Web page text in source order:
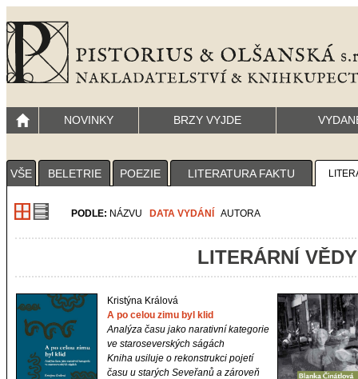
NOVINKY BRZY VYJDE
VŠE BELETRIE POEZIE LITERATURA FAKTU
PODLE: NÁZVU DATA VYDÁNÍ AUTORA
LITERÁRNÍ VĚDY
Kristýna Králová
A po celou zimu byl klid
Analýza času jako narativní kategorie
ve staroseverských ságách
Kniha usiluje o rekonstrukci pojetí
času u starých Seveřanů a zároveň